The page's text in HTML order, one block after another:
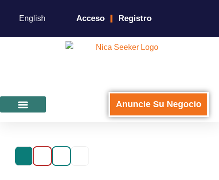
English Acceso Registro
Anuncie Su Negocio